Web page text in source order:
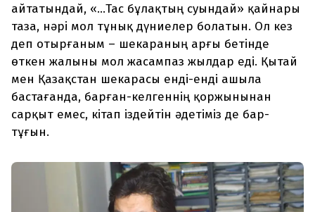
айтатындай, «...Тас бұлақтың суындай» қайнары
таза, нәрі мол тұнық дүниелер болатын. Ол кез
деп отырғаным – шекараның арғы бетінде
өткен жалыны мол жасампаз жылдар еді. Қытай
мен Қазақстан шекарасы енді-енді ашыла
бастағанда, барған-келгеннің қоржынынан
сарқыт емес, кітап іздейтін әдетіміз де бар-
тұғын.